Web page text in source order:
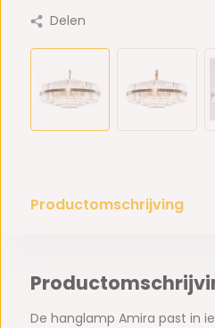
Delen
Productomschrijving
De hanglamp Amira past in